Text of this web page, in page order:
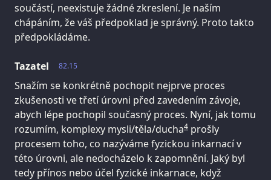
součástí, neexistuje žádné zkreslení. Je naším
chápáním, že váš předpoklad je správný. Proto takto
předpokládáme.
82.15
Tazatel
Snažím se konkrétně pochopit nejprve proces
zkušenosti ve třetí úrovni před zavedením závoje,
abych lépe pochopil současný proces. Nyní, jak tomu
rozumím, komplexy mysli/těla/ducha4 prošly
procesem toho, co nazýváme fyzickou inkarnací v
této úrovni, ale nedocházelo k zapomnění. Jaký byl
tedy přínos nebo účel fyzické inkarnace, když